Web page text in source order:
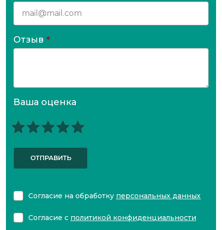
Отзыв *
Ваша оценка
ОТПРАВИТЬ
Согласие на обработку персональных данных
Согласие с политикой конфиденциальности